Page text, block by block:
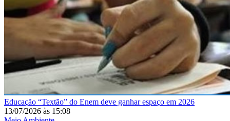
Educação “Textão” do Enem deve ganhar espaço em 2026
13/07/2026 às 15:08